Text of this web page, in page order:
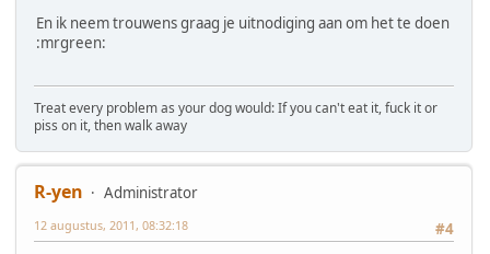
En ik neem trouwens graag je uitnodiging aan om het te doen
:mrgreen:
Treat every problem as your dog would: If you can't eat it, fuck it or
piss on it, then walk away
R-yen
Administrator
#4
12 augustus, 2011, 08:32:18